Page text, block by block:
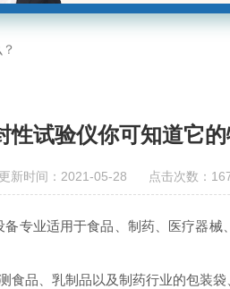
性试验仪你可知道它
更新时间：2021-05-28 点击次数：
专业适用于食品、制药、医疗器
、乳制品以及制药行业的包装袋